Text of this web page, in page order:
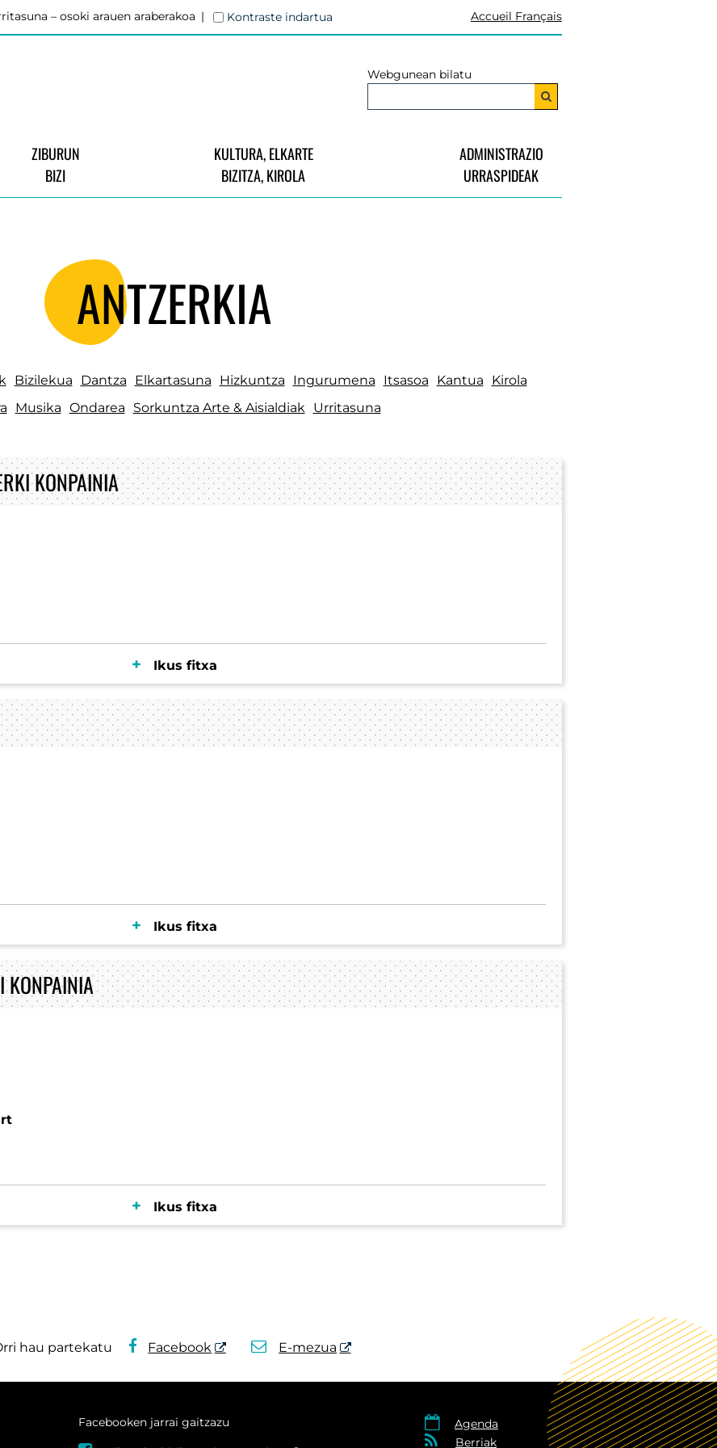
– osoki arauen araberakoa Kontraste indartua Accueil Français
Webgunean bilatu
ZIBURUN
BIZI
KULTURA, ELKARTE
BIZITZA, KIROLA
ADMINISTRAZIO
URRASPIDEAK
ANTZERKIA
Bizilekua Dantza Elkartasuna Hizkuntza Ingurumena Itsasoa Kantua
Kirola
Musika Ondarea Sorkuntza Arte & Aisialdiak Urritasuna
KONPAINIA
Ikus fitxa
Ikus fitxa
KONPAINIA
Ikus fitxa
hau partekatu Facebook E-mezua
Facebooken jarrai gaitzazu  Agenda
 Berriak